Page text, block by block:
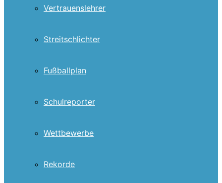
Vertrauenslehrer
Streitschlichter
Fußballplan
Schulreporter
Wettbewerbe
Rekorde